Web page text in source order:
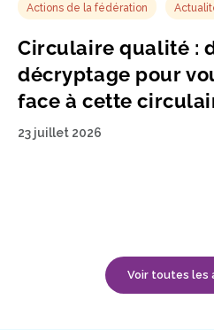
Actions de la fédération
Circulaire qualité :
décryptage pour
face à cette
23 juillet 2026
Voir toutes les